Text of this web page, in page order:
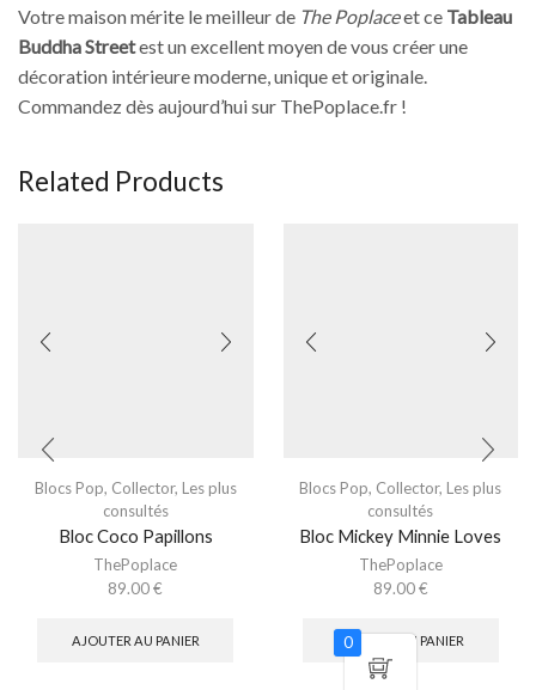
Votre maison mérite le meilleur de The Poplaceet ce Tableau
Buddha Streetest un excellent moyen de vous créer une
décoration intérieure moderne, unique et originale.
Commandez dès aujourd’hui sur ThePoplace.fr !
Related Products
Blocs Pop, Collector, Les plus
consultés
Bloc Coco Papillons
ThePoplace
89.00€
AJOUTER AU PANIER
Blocs Pop, Collector, Les plus
consultés
Bloc Mickey Minnie Loves
ThePoplace
89.00€
AJOUTER AU PANIER
0